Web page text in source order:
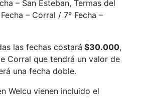
– San Esteban, Termas del
– Corral / 7º Fecha –
las fechas costará $30.000,
Corral que tendrá un valor de
una fecha doble.
Welcu vienen incluido el